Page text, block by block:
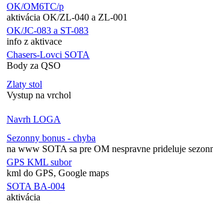
OK/OM6TC/p
aktivácia OK/ZL-040 a ZL-001
OK/JC-083 a ST-083
info z aktivace
Chasers-Lovci SOTA
Body za QSO
Zlaty stol
Vystup na vrchol
Navrh LOGA
Sezonny bonus - chyba
na www SOTA sa pre OM nespravne prideluje
GPS KML subor
kml do GPS, Google maps
SOTA BA-004
aktivácia